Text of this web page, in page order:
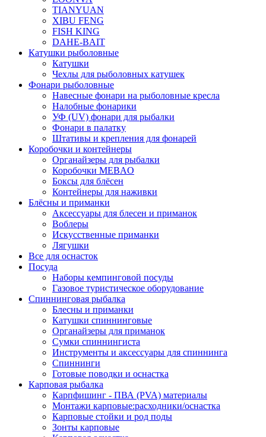
TIANYUAN
XIBU FENG
FISH KING
DAHE-BAIT
Катушки рыболовные
Катушки
Чехлы для рыболовных катушек
Фонари рыболовные
Навесные фонари на рыболовные кресла
Налобные фонарики
УФ (UV) фонари для рыбалки
Фонари в палатку
Штативы и крепления для фонарей
Коробочки и контейнеры
Органайзеры для рыбалки
Коробочки MEBAO
Боксы для блёсен
Контейнеры для наживки
Блёсны и приманки
Аксессуары для блесен и приманок
Воблеры
Искусственные приманки
Лягушки
Все для оснасток
Посуда
Наборы кемпинговой посуды
Газовое туристическое оборудование
Спиннинговая рыбалка
Блесны и приманки
Катушки спиннинговые
Органайзеры для приманок
Сумки спиннингиста
Инструменты и аксессуары для спиннинга
Спиннинги
Готовые поводки и оснастка
Карповая рыбалка
Карпфишинг - ПВА (PVA) материалы
Монтажи карповые:расходники/оснастка
Карповые стойки и род поды
Зонты карповые